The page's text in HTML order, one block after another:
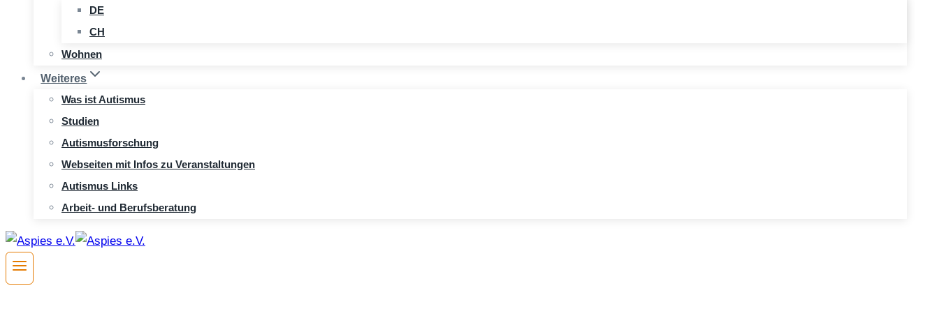
DE
CH
Wohnen
Weiteres
Was ist Autismus
Studien
Autismusforschung
Webseiten mit Infos zu Veranstaltungen
Autismus Links
Arbeit- und Berufsberatung